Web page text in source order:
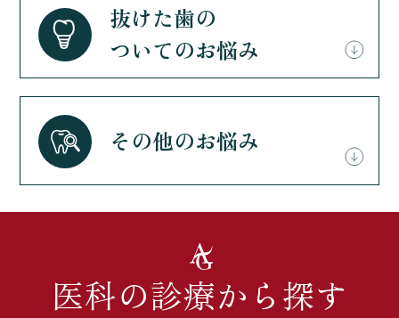
抜けた歯の
ついてのお悩み
その他のお悩み
医科の診療から探す